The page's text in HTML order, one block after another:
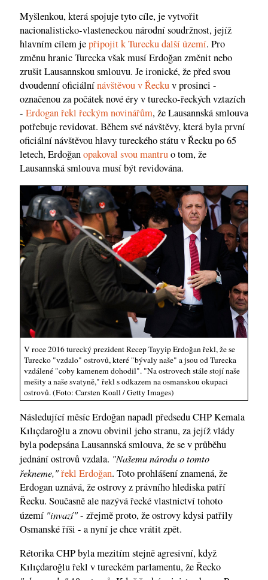
Myšlenkou, která spojuje tyto cíle, je vytvořit
nacionalisticko-vlasteneckou národní soudržnost, jejíž
hlavním cílem jepřipojit k Turecku další území. Pro
změnu hranic Turecka však musí Erdoğan změnit nebo
zrušit Lausannskou smlouvu. Je ironické, že před svou
dvoudenní oficiálnínávštěvou v Řeckuv prosinci -
označenou za počátek nové éry v turecko-řeckých vztazích
- Erdoganřekl řeckým novinářům, že Lausannská smlouva
potřebuje revidovat. Během své návštěvy, která byla první
oficiální návštěvou hlavy tureckého státu v Řecku po 65
letech, Erdoğanopakoval svou mantruo tom, že
Lausannská smlouva musí být revidována.
V roce 2016 turecký prezident Recep Tayyip Erdoğan řekl, že se
Turecko "vzdalo" ostrovů, které "bývaly naše" a jsou od Turecka
vzdálené "coby kamenem dohodil". "Na ostrovech stále stojí naše
mešity a naše svatyně," řekl s odkazem na osmanskou okupaci
ostrovů. (Foto: Carsten Koall / Getty Images)
Následující měsíc Erdoğan napadl předsedu CHP Kemala
Kılıçdaroğlu a znovu obvinil jeho stranu, za jejíž vlády
byla podepsána Lausannská smlouva, že se v průběhu
jednání ostrovů vzdala. "Našemu národu o tomto
řekneme,"řekl Erdoğan. Toto prohlášení znamená, že
Erdogan uznává, že ostrovy z právního hlediska patří
Řecku. Současně ale nazývá řecké vlastnictví tohoto
území "invazí"- zřejmě proto, že ostrovy kdysi patřily
Osmanské říši - a nyní je chce vrátit zpět.
Rétorika CHP byla mezitím stejně agresivní, když
Kılıçdaroğlu řekl v tureckém parlamentu, že Řecko